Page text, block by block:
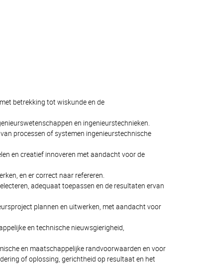
betrekking tot wiskunde en de
en ingenieurstechnieken.
processen of systemen ingenieurstechnische
en creatief innoveren met aandacht voor de
en er correct naar refereren.
adequaat toepassen en de resultaten ervan
plannen en uitwerken, met aandacht voor
en technische nieuwsgierigheid,
en maatschappelijke randvoorwaarden en voor
of oplossing, gerichtheid op resultaat en het